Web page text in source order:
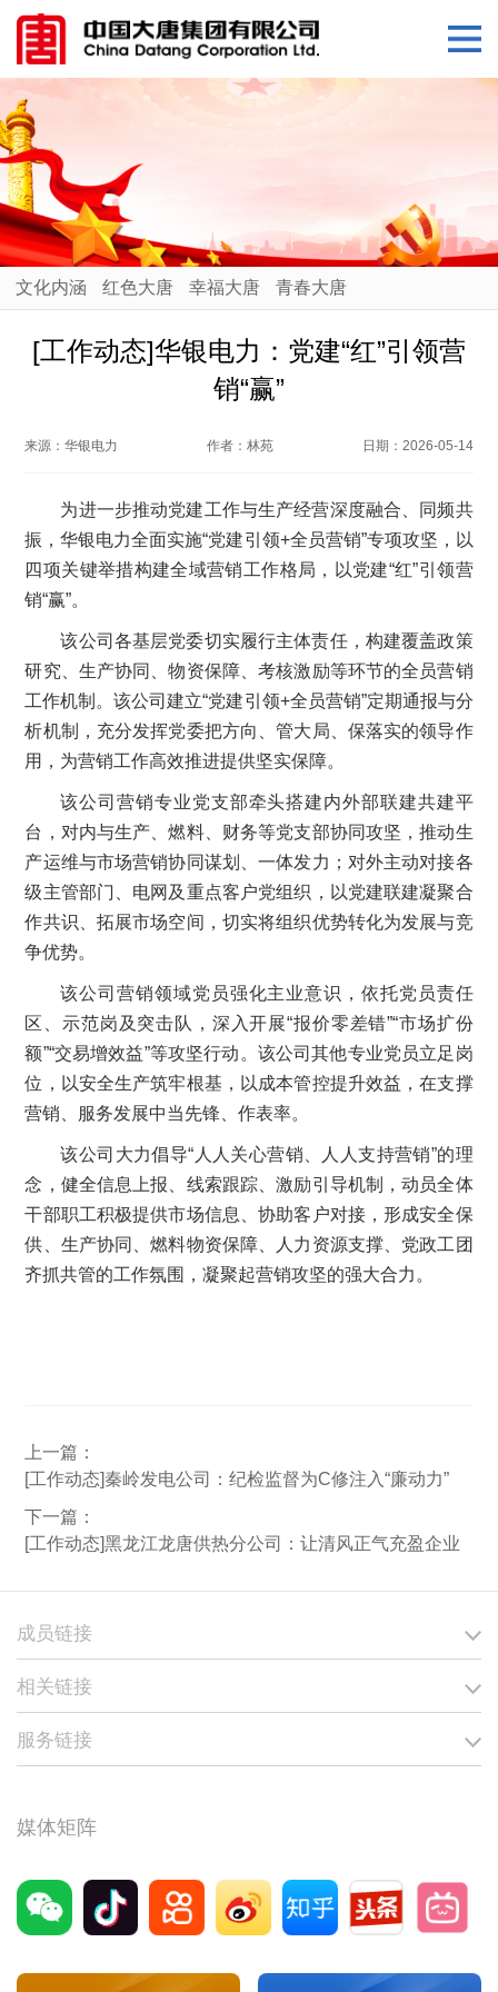
文化内涵 红色大唐 幸福大唐 青春大唐
[工作动态]华银电力：党建“红”引领营
销“赢”
来源：华银电力 作者： 林苑 日期： 2026-05-14
为进一步推动党建工作与生产经营深度融合、同频共
振，华银电力全面实施“党建引领+全员营销”专项攻坚，以
四项关键举措构建全域营销工作格局，以党建“红”引领营
销“赢”。
该公司各基层党委切实履行主体责任，构建覆盖政策
研究、生产协同、物资保障、考核激励等环节的全员营销
工作机制。该公司建立“党建引领+全员营销”定期通报与分
析机制，充分发挥党委把方向、管大局、保落实的领导作
用，为营销工作高效推进提供坚实保障。
该公司营销专业党支部牵头搭建内外部联建共建平
台，对内与生产、燃料、财务等党支部协同攻坚，推动生
产运维与市场营销协同谋划、一体发力；对外主动对接各
级主管部门、电网及重点客户党组织，以党建联建凝聚合
作共识、拓展市场空间，切实将组织优势转化为发展与竞
争优势。
该公司营销领域党员强化主业意识，依托党员责任
区、示范岗及突击队，深入开展“报价零差错”“市场扩份
额”“交易增效益”等攻坚行动。该公司其他专业党员立足岗
位，以安全生产筑牢根基，以成本管控提升效益，在支撑
营销、服务发展中当先锋、作表率。
该公司大力倡导“人人关心营销、人人支持营销”的理
念，健全信息上报、线索跟踪、激励引导机制，动员全体
干部职工积极提供市场信息、协助客户对接，形成安全保
供、生产协同、燃料物资保障、人力资源支撑、党政工团
齐抓共管的工作氛围，凝聚起营销攻坚的强大合力。
上一篇：
[工作动态]秦岭发电公司：纪检监督为C修注入“廉动力”
下一篇：
[工作动态]黑龙江龙唐供热分公司：让清风正气充盈企业
媒体矩阵
成员链接
相关链接
服务链接